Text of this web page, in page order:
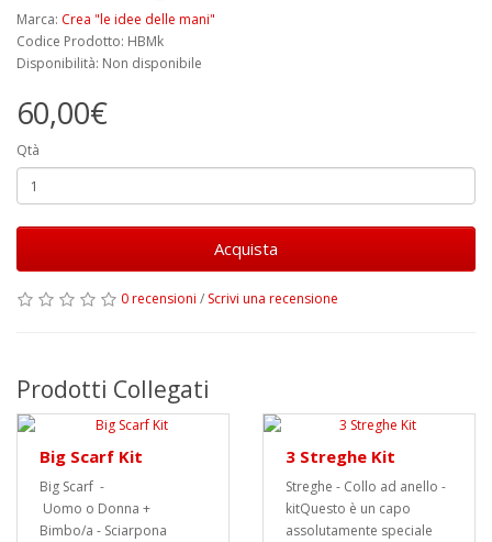
Marca: Crea "le idee delle mani"
Codice Prodotto: HBMk
Disponibilità: Non disponibile
60,00€
Qtà
Acquista
0 recensioni / Scrivi una recensione
Prodotti Collegati
Big Scarf Kit
Big Scarf -
Uomo o Donna +
Bimbo/a - Sciarpona
3 Streghe Kit
Streghe - Collo ad anello -
kitQuesto è un capo
assolutamente speciale